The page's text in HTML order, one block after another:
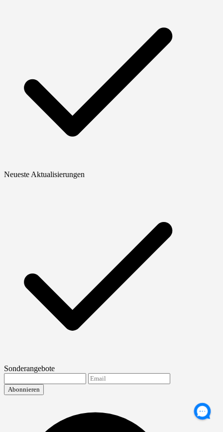
Neueste Aktualisierungen
Sonderangebote
Abonnieren